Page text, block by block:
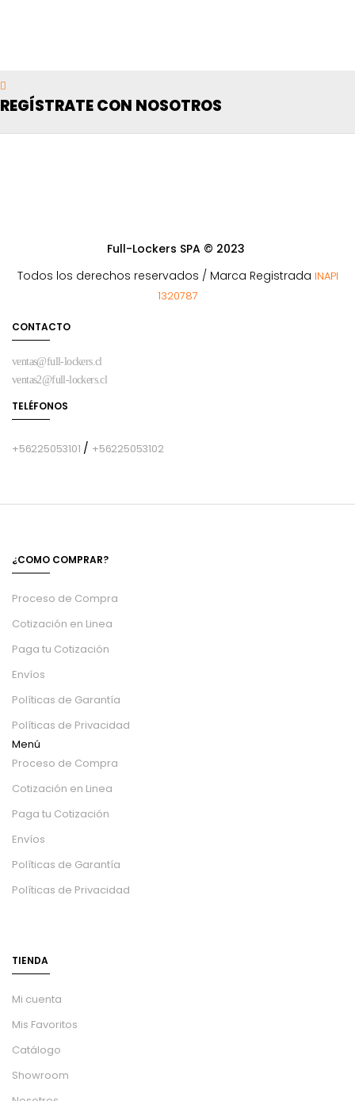
REGÍSTRATE CON NOSOTROS
Full-Lockers SPA © 2023
Todos los derechos reservados / Marca Registrada INAPI
1320787
CONTACTO
ventas@full-lockers.cl
ventas2@full-lockers.cl
TELÉFONOS
+56225053101 / +56225053102
¿COMO COMPRAR?
Proceso de Compra
Cotización en Linea
Paga tu Cotización
Envíos
Políticas de Garantía
Políticas de Privacidad
Menú
Proceso de Compra
Cotización en Linea
Paga tu Cotización
Envíos
Políticas de Garantía
Políticas de Privacidad
TIENDA
Mi cuenta
Mis Favoritos
Catálogo
Showroom